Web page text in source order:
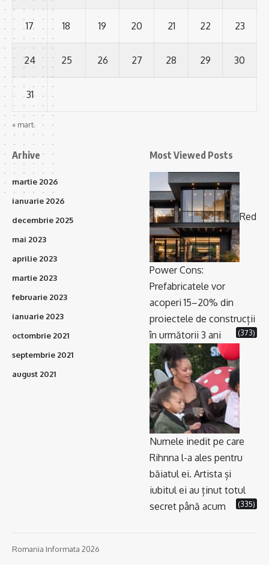
17 18 19 20 21 22 23
24 25 26 27 28 29 30
31
« mart.
Arhive
martie 2026
ianuarie 2026
decembrie 2025
mai 2023
aprilie 2023
martie 2023
februarie 2023
ianuarie 2023
octombrie 2021
septembrie 2021
august 2021
Most Viewed Posts
Red
Power Cons:
Prefabricatele vor
acoperi 15–20% din
proiectele de construcții
în următorii 3 ani
(373)
Numele inedit pe care
Rihnna l-a ales pentru
băiatul ei. Artista și
iubitul ei au ținut totul
secret până acum
(335)
Romania Informata 2026